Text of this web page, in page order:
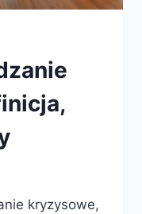
kryzysowe,